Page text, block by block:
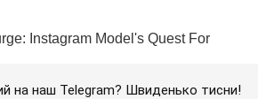
на наш Telegram? Швиденько тисни!